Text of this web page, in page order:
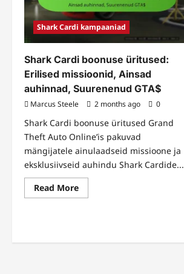
Eksklusiivsed
esemed
Shark Cardi kampaaniad
Shark Cardi boonuse üritused:
Erilised missioonid, Ainsad
auhinnad, Suurenenud GTA$
Marcus Steele 2 months ago 0
Shark Cardi boonuse üritused Grand
Theft Auto Online’is pakuvad
mängijatele ainulaadseid missioone ja
eksklusiivseid auhindu Shark Cardide...
Read MoreRead
more
Erilised